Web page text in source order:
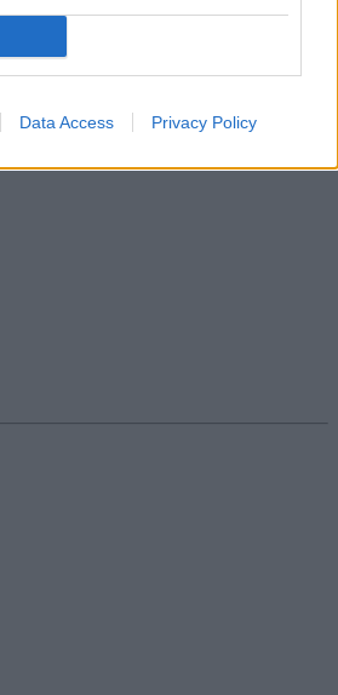
Data Access Privacy Policy